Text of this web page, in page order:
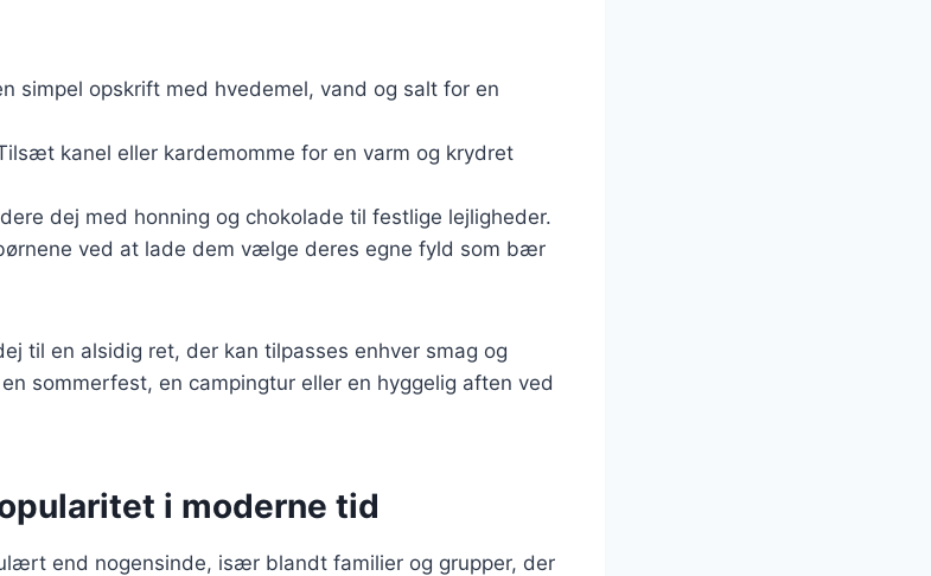
simpel opskrift med hvedemel, vand og salt for en
kanel eller kardemomme for en varm og krydret
dej med honning og chokolade til festlige lejligheder.
ved at lade dem vælge deres egne fyld som bær
til en alsidig ret, der kan tilpasses enhver smag og
sommerfest, en campingtur eller en hyggelig aften ved
i moderne tid
end nogensinde, især blandt familier og grupper, der